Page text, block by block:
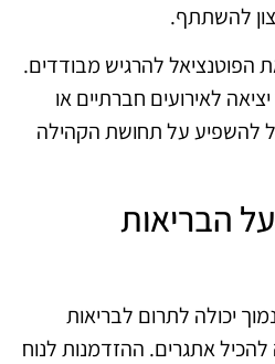
להשתתף.
הפוטנציאל להרגיש מבודדים.
לאירועים חברתיים או
להשפיע על תחושת הקהילה
הבריאות
יכולה לתרום לבריאות
אתגרים. ההזדמנות לנוח